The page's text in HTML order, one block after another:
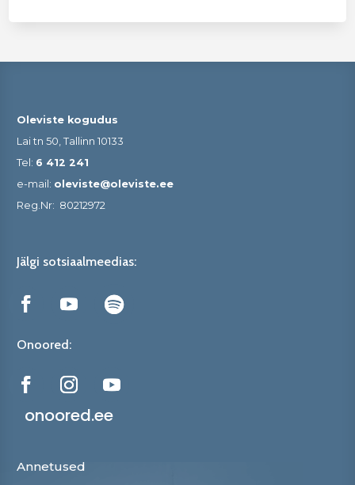
Oleviste kogudus
Lai tn 50, Tallinn 10133
Tel: 6 412 241
e-mail: oleviste@oleviste.ee
Reg.Nr: 80212972
Jälgi sotsiaalmeedias:
Onoored:
onoored.ee
Annetused